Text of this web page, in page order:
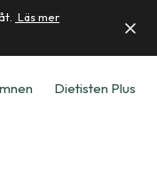
Läs mer
Dietisten Plus